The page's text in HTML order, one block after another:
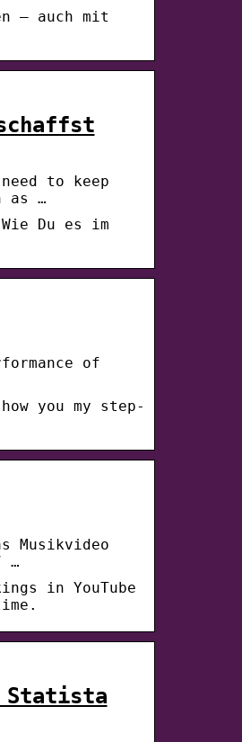
– auch mit
to keep
as …
Du es im
of
you my step-
Musikvideo
…
in YouTube
Statista